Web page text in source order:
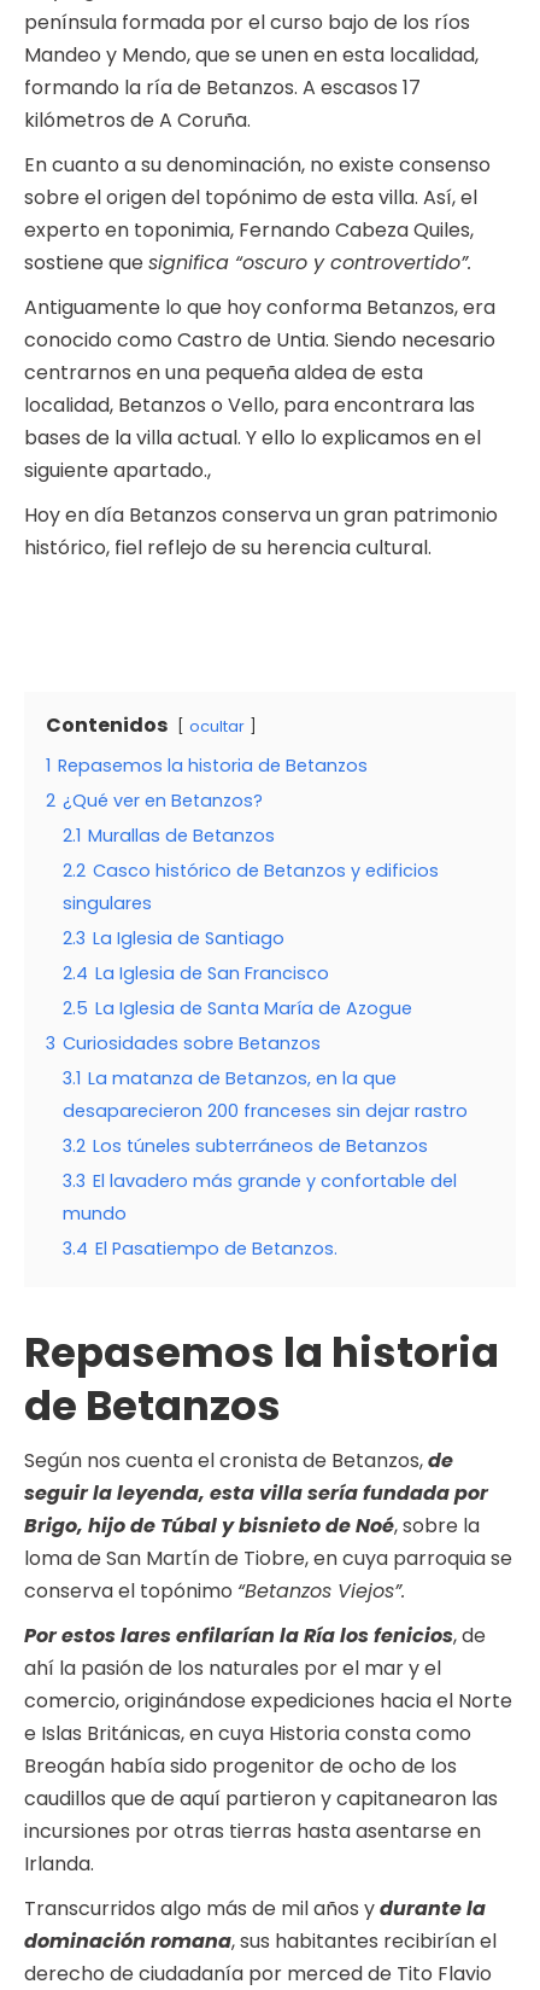
península formada por el curso bajo de los ríos
Mandeo y Mendo, que se unen en esta localidad,
formando la ría de Betanzos. A escasos 17
kilómetros de A Coruña.
En cuanto a su denominación, no existe consenso
sobre el origen del topónimo de esta villa. Así, el
experto en toponimia, Fernando Cabeza Quiles,
sostiene quesignifica “oscuro y controvertido”.
Antiguamente lo que hoy conforma Betanzos, era
conocido como Castro de Untia. Siendo necesario
centrarnos en una pequeña aldea de esta
localidad, Betanzos o Vello, para encontrara las
bases de la villa actual. Y ello lo explicamos en el
siguiente apartado.,
Hoy en día Betanzos conserva un gran patrimonio
histórico, fiel reflejo de su herencia cultural.
Contenidos ocultar
1 Repasemos la historia de Betanzos
2 ¿Qué ver en Betanzos?
2.1 Murallas de Betanzos
2.2 Casco histórico de Betanzos y edificios
singulares
2.3 La Iglesia de Santiago
2.4 La Iglesia de San Francisco
2.5 La Iglesia de Santa María de Azogue
3 Curiosidades sobre Betanzos
3.1 La matanza de Betanzos, en la que
desaparecieron 200 franceses sin dejar rastro
3.2 Los túneles subterráneos de Betanzos
3.3 El lavadero más grande y confortable del
mundo
3.4 El Pasatiempo de Betanzos.
Repasemos la historia
de Betanzos
Según nos cuenta el cronista de Betanzos,de
seguir la leyenda, esta villa sería fundada por
Brigo, hijo de Túbal y bisnieto de Noé, sobre la
loma de San Martín de Tiobre, en cuya parroquia se
conserva el topónimo “Betanzos Viejos”.
Por estos lares enfilarían la Ría los fenicios, de
ahí la pasión de los naturales por el mar y el
comercio, originándose expediciones hacia el Norte
e Islas Británicas, en cuya Historia consta como
Breogán había sido progenitor de ocho de los
caudillos que de aquí partieron y capitanearon las
incursiones por otras tierras hasta asentarse en
Irlanda.
Transcurridos algo más de mil años ydurante la
dominación romana, sus habitantes recibirían el
derecho de ciudadanía por merced de Tito Flavio